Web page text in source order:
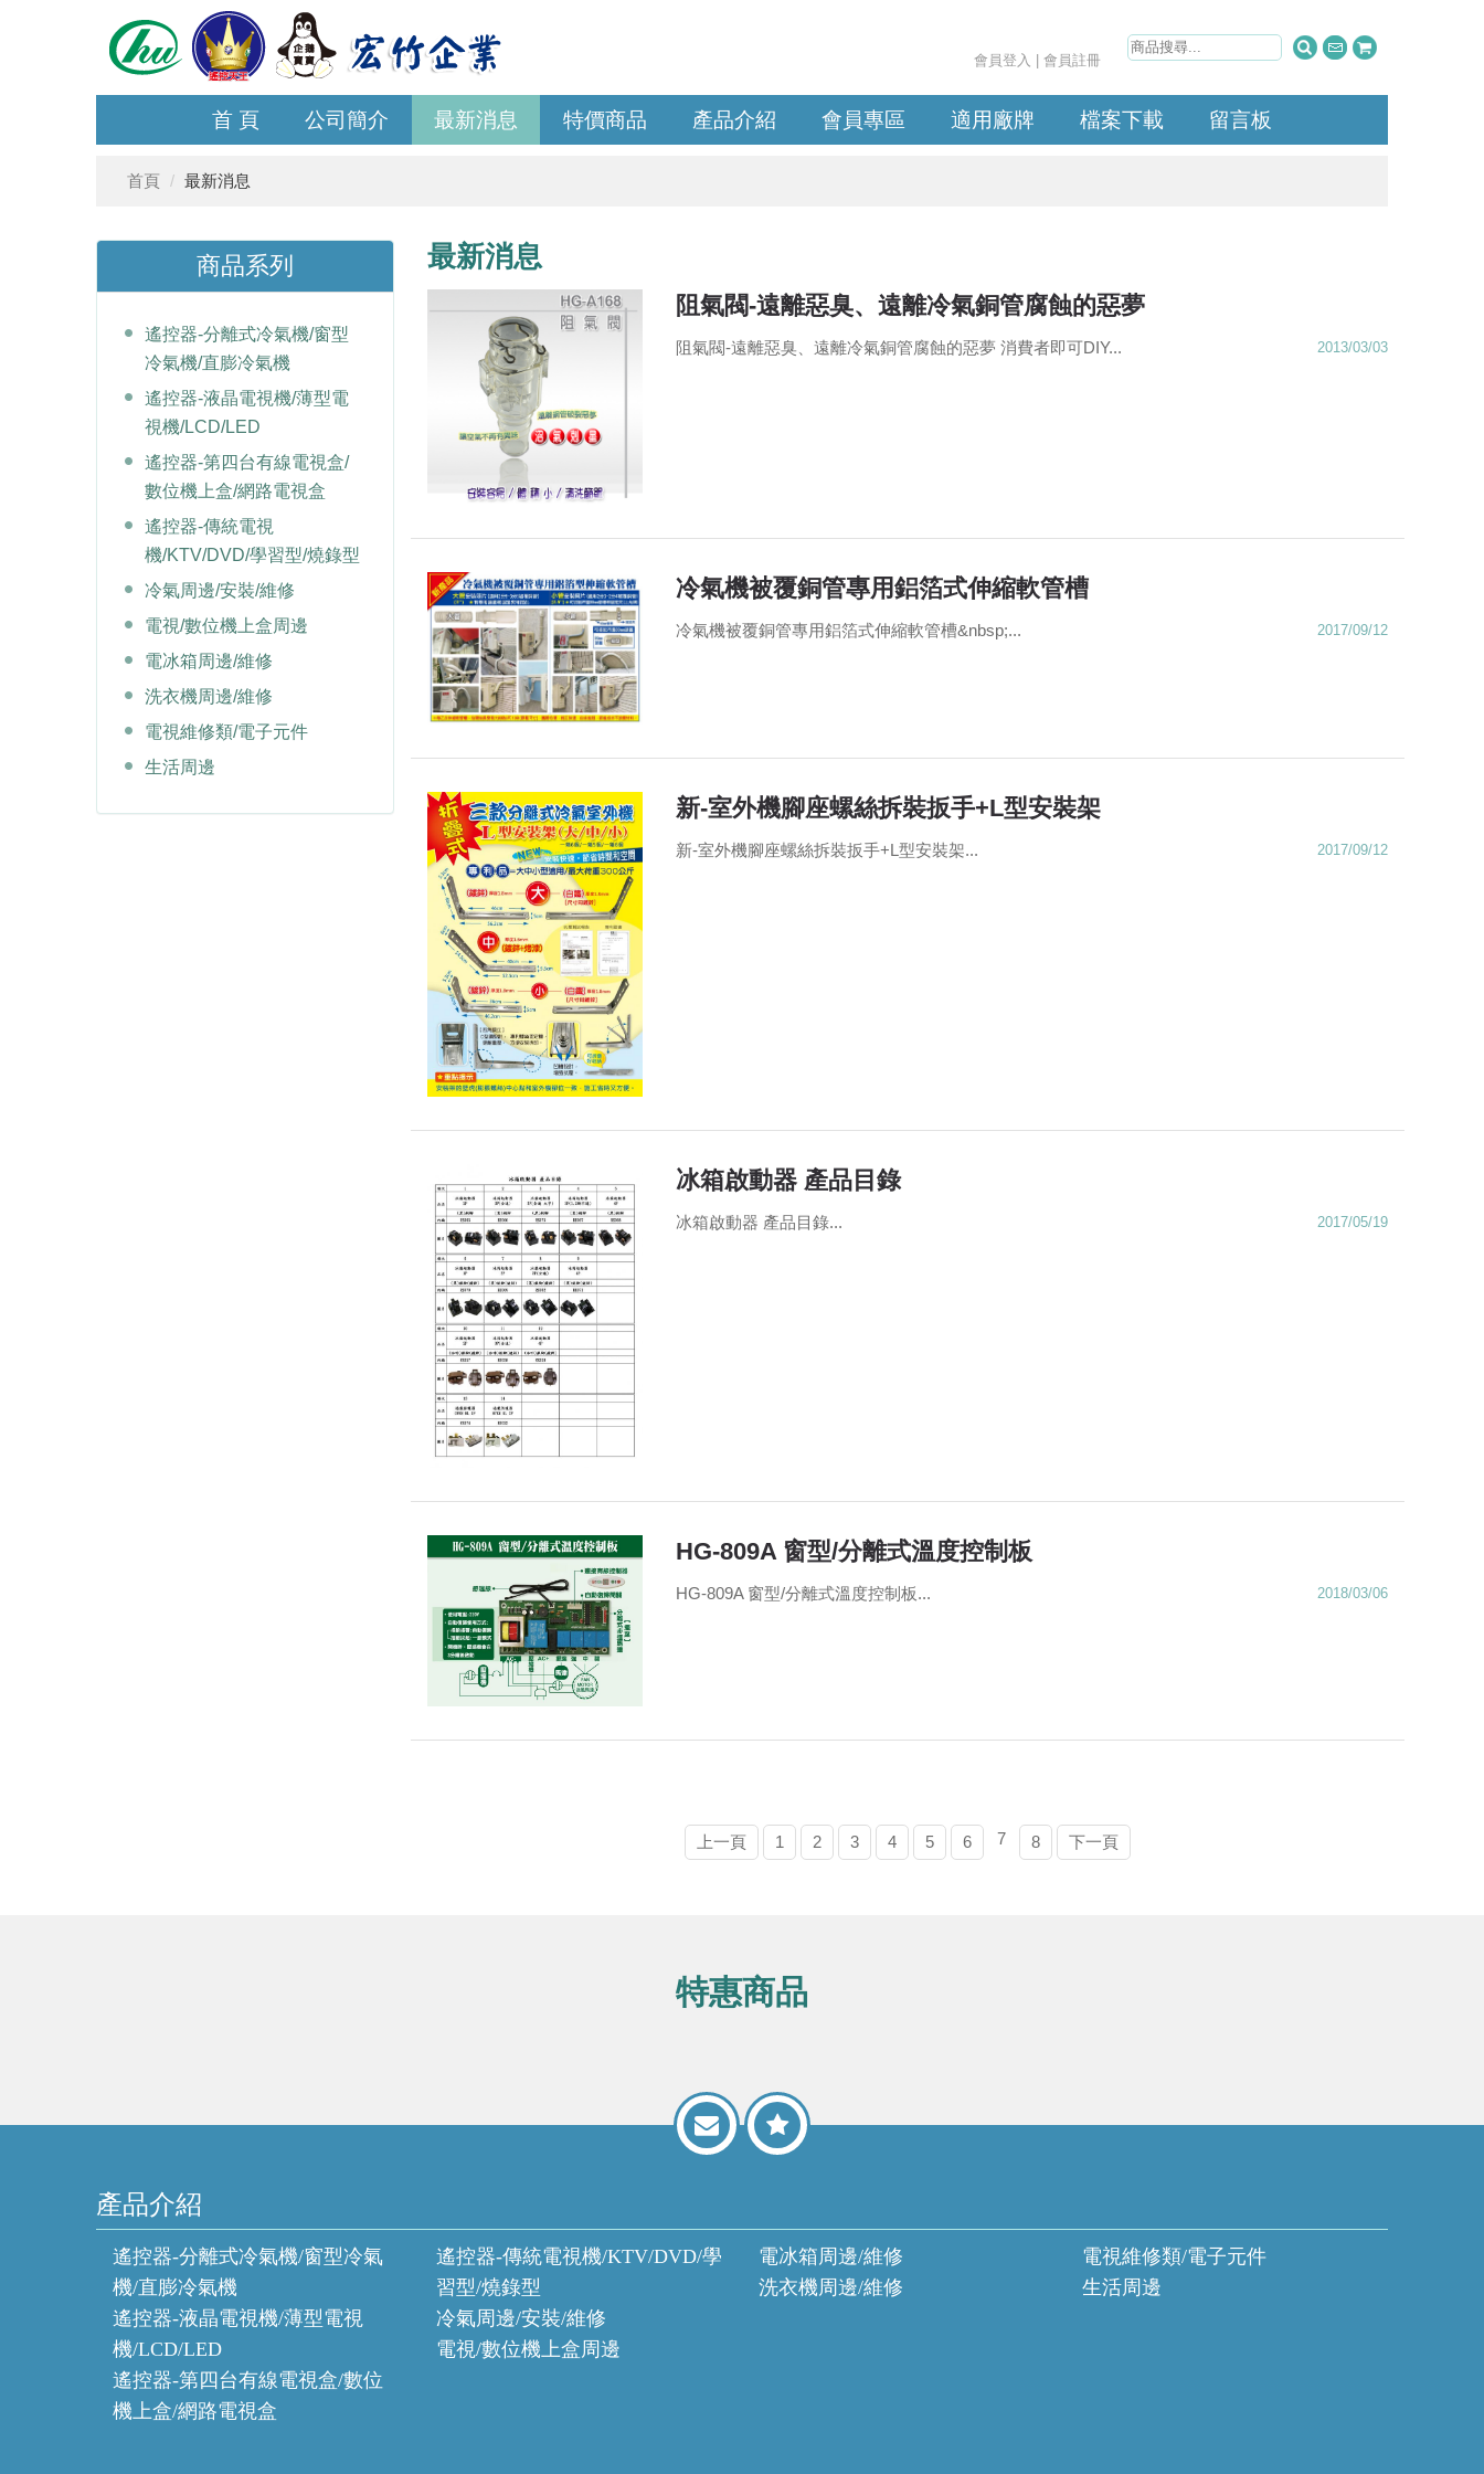
會員登入 |會員註冊
首 頁 公司簡介 最新消息 特價商品 產品介紹 會員專區 適用廠牌 檔案下載 留言板
首頁 最新消息
商品系列
遙控器-分離式冷氣機/窗型
冷氣機/直膨冷氣機
遙控器-液晶電視機/薄型電
視機/LCD/LED
遙控器-第四台有線電視盒/
數位機上盒/網路電視盒
遙控器-傳統電視
機/KTV/DVD/學習型/燒錄型
冷氣周邊/安裝/維修
電視/數位機上盒周邊
電冰箱周邊/維修
洗衣機周邊/維修
電視維修類/電子元件
生活周邊
最新消息
阻氣閥-遠離惡臭、遠離冷氣銅管腐蝕的惡夢
2013/03/03
阻氣閥-遠離惡臭、遠離冷氣銅管腐蝕的惡夢 消費者即可DIY...
冷氣機被覆銅管專用鋁箔式伸縮軟管槽
2017/09/12
冷氣機被覆銅管專用鋁箔式伸縮軟管槽&nbsp;...
新-室外機腳座螺絲拆裝扳手+L型安裝架
2017/09/12
新-室外機腳座螺絲拆裝扳手+L型安裝架...
冰箱啟動器 產品目錄
2017/05/19
冰箱啟動器 產品目錄...
HG-809A 窗型/分離式溫度控制板
2018/03/06
HG-809A 窗型/分離式溫度控制板...
上一頁 1 2 3 4 5 6 7 8 下一頁
特惠商品
產品介紹
遙控器-分離式冷氣機/窗型冷氣
機/直膨冷氣機
遙控器-液晶電視機/薄型電視
機/LCD/LED
遙控器-第四台有線電視盒/數位
機上盒/網路電視盒
遙控器-傳統電視機/KTV/DVD/學
習型/燒錄型
冷氣周邊/安裝/維修
電視/數位機上盒周邊
電冰箱周邊/維修
洗衣機周邊/維修
電視維修類/電子元件
生活周邊